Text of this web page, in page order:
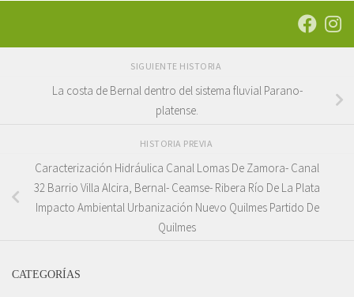
SIGUIENTE HISTORIA
La costa de Bernal dentro del sistema fluvial Parano-
platense.
HISTORIA PREVIA
Caracterización Hidráulica Canal Lomas De Zamora- Canal
32 Barrio Villa Alcira, Bernal- Ceamse- Ribera Río De La Plata
Impacto Ambiental Urbanización Nuevo Quilmes Partido De
Quilmes
CATEGORÍAS